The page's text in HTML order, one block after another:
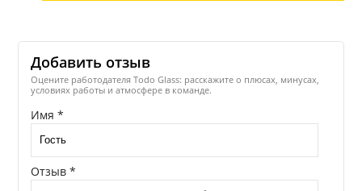
Добавить отзыв
Оцените работодателя Todo Glass: расскажите о плюсах, минусах,
условиях работы и атмосфере в команде.
Имя *
Отзыв *